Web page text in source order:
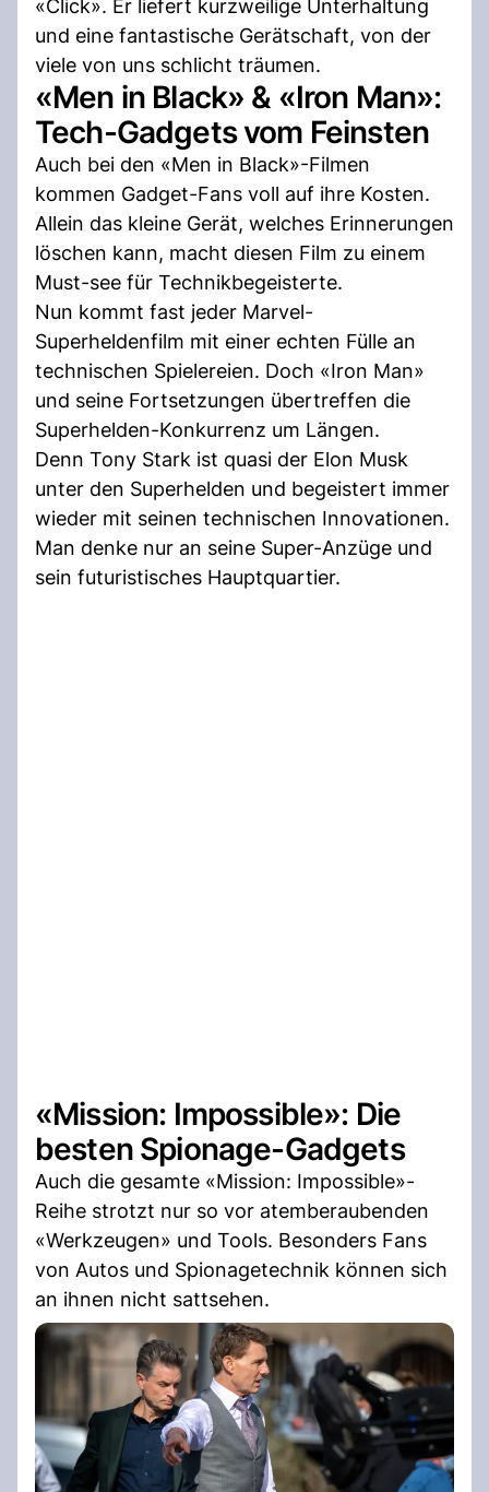
«Click». Er liefert kurzweilige Unterhaltung
und eine fantastische Gerätschaft, von der
viele von uns schlicht träumen.
«Men in Black» & «Iron Man»:
Tech-Gadgets vom Feinsten
Auch bei den «Men in Black»-Filmen
kommen Gadget-Fans voll auf ihre Kosten.
Allein das kleine Gerät, welches Erinnerungen
löschen kann, macht diesen Film zu einem
Must-see für Technikbegeisterte.
Nun kommt fast jeder Marvel-
Superheldenfilm mit einer echten Fülle an
technischen Spielereien. Doch «Iron Man»
und seine Fortsetzungen übertreffen die
Superhelden-Konkurrenz um Längen.
Denn Tony Stark ist quasi der Elon Musk
unter den Superhelden und begeistert immer
wieder mit seinen technischen Innovationen.
Man denke nur an seine Super-Anzüge und
sein futuristisches Hauptquartier.
«Mission: Impossible»: Die
besten Spionage-Gadgets
Auch die gesamte «Mission: Impossible»-
Reihe strotzt nur so vor atemberaubenden
«Werkzeugen» und Tools. Besonders Fans
von Autos und Spionagetechnik können sich
an ihnen nicht sattsehen.